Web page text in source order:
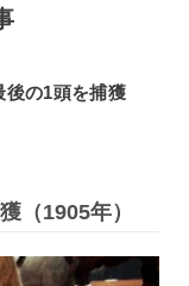
後の1頭を捕獲
（1905年）